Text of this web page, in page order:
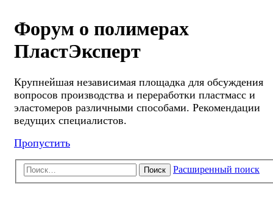
Форум о полимерах
ПластЭксперт
Крупнейшая независимая площадка для обсуждения
вопросов производства и переработки пластмасс и
эластомеров различными способами. Рекомендации
ведущих специалистов.
Пропустить
Поиск Расширенный поиск